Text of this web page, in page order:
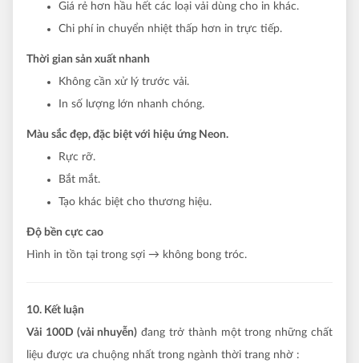
Giá rẻ hơn hầu hết các loại vải dùng cho in khác.
Chi phí in chuyển nhiệt thấp hơn in trực tiếp.
Thời gian sản xuất nhanh
Không cần xử lý trước vải.
In số lượng lớn nhanh chóng.
Màu sắc đẹp, đặc biệt với hiệu ứng Neon.
Rực rỡ.
Bắt mắt.
Tạo khác biệt cho thương hiệu.
Độ bền cực cao
Hình in tồn tại trong sợi → không bong tróc.
10. Kết luận
Vải 100D (vải nhuyễn) đang trở thành một trong những chất
liệu được ưa chuộng nhất trong ngành thời trang nhờ :